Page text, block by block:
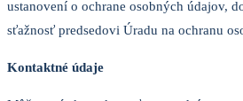
ustanovení o ochrane osobných údajov,
sťažnosť predsedovi Úradu na ochranu
Kontaktné údaje